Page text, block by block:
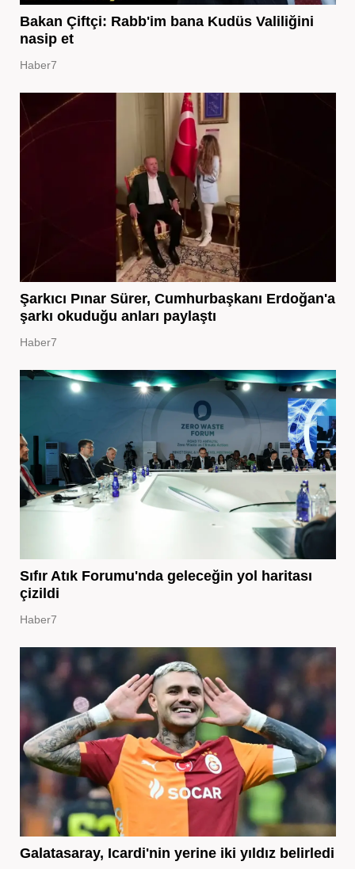
Bakan Çiftçi: Rabb'im bana Kudüs Valiliğini
nasip et
Haber7
Şarkıcı Pınar Sürer, Cumhurbaşkanı Erdoğan'a
şarkı okuduğu anları paylaştı
Haber7
Sıfır Atık Forumu'nda geleceğin yol haritası
çizildi
Haber7
Galatasaray, Icardi'nin yerine iki yıldız belirledi